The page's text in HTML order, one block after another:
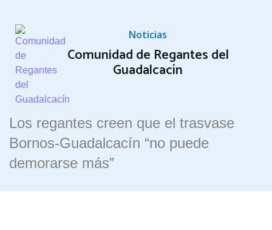
Noticias
Comunidad de Regantes del
Guadalcacín
Los regantes creen que el trasvase
Bornos-Guadalcacín “no puede
demorarse más”